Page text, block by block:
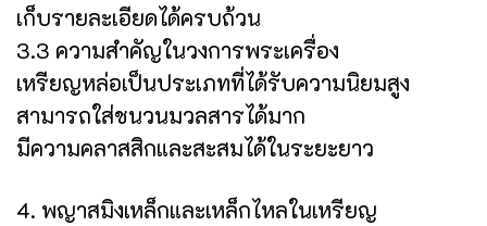
เก็บรายละเอียดได้ครบถ้วน
3.3 ความสำคัญในวงการพระเครื่อง
เหรียญหล่อเป็นประเภทที่ได้รับความนิยมสูง
สามารถใส่ชนวนมวลสารได้มาก
มีความคลาสสิกและสะสมได้ในระยะยาว
4. พญาสมิงเหล็กและเหล็กไหลในเหรียญ